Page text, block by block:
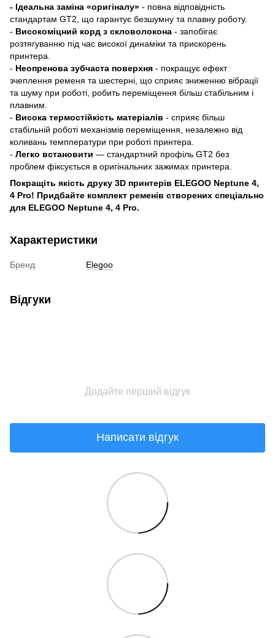
- Ідеальна заміна «оригіналу» - повна відповідність
стандартам GT2, що гарантує безшумну та плавну роботу.
- Високоміцний корд з скловолокона - запобігає
розтягуванню під час високої динаміки та прискорень
принтера.
- Неопренова зубчаста поверхня - покращує ефект
зчеплення ременя та шестерні, що сприяє зниженню вібрації
та шуму при роботі, робить переміщення більш стабільним і
плавним.
- Висока термостійкість матеріалів - сприяє більш
стабільній роботі механізмів переміщення, незалежно від
коливань темпператури при роботі принтера.
- Легко встановити — стандартний профіль GT2 без
проблем фіксується в оригінальних зажимах принтера.
Покращіть якість друку 3D принтерів ELEGOO Neptune 4,
4 Pro! Придбайте комплект ременів створених спеціально
для ELEGOO Neptune 4, 4 Pro.
Характеристики
Бренд Elegoo
Відгуки
Додайте перший відгук
Написати відгук